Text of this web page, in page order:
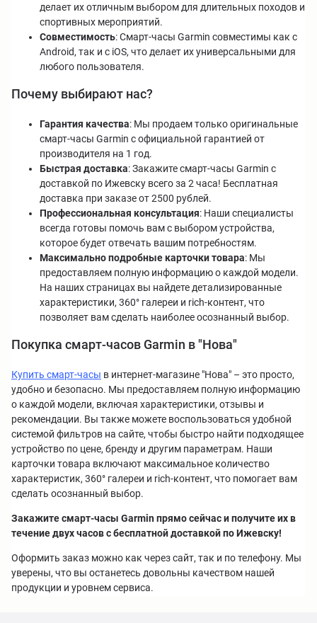
делает их отличным выбором для длительных походов и
спортивных мероприятий.
Совместимость: Смарт-часы Garmin совместимы как с
Android, так и с iOS, что делает их универсальными для
любого пользователя.
Почему выбирают нас?
Гарантия качества: Мы продаем только оригинальные
смарт-часы Garmin с официальной гарантией от
производителя на 1 год.
Быстрая доставка: Закажите смарт-часы Garmin с
доставкой по Ижевску всего за 2 часа! Бесплатная
доставка при заказе от 2500 рублей.
Профессиональная консультация: Наши специалисты
всегда готовы помочь вам с выбором устройства,
которое будет отвечать вашим потребностям.
Максимально подробные карточки товара: Мы
предоставляем полную информацию о каждой модели.
На наших страницах вы найдете детализированные
характеристики, 360° галереи и rich-контент, что
позволяет вам сделать наиболее осознанный выбор.
Покупка смарт-часов Garmin в "Нова"
Купить смарт-часы в интернет-магазине "Нова" – это просто,
удобно и безопасно. Мы предоставляем полную информацию
о каждой модели, включая характеристики, отзывы и
рекомендации. Вы также можете воспользоваться удобной
системой фильтров на сайте, чтобы быстро найти подходящее
устройство по цене, бренду и другим параметрам. Наши
карточки товара включают максимальное количество
характеристик, 360° галереи и rich-контент, что помогает вам
сделать осознанный выбор.
Закажите смарт-часы Garmin прямо сейчас и получите их в
течение двух часов с бесплатной доставкой по Ижевску!
Оформить заказ можно как через сайт, так и по телефону. Мы
уверены, что вы останетесь довольны качеством нашей
продукции и уровнем сервиса.